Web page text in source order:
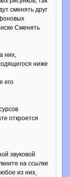
сменять друг
Сменять
них,
ниже
его
откроется
звуковой
на ссылке
из них,